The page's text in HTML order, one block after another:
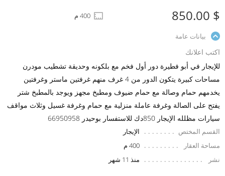
$ 850.00
400 م
بيانات عامة
اكتب اعلانك
للإيجار في أبو فطيرة دور أول فخم مع بلكونه وحديقة تشطيب مودرن
مساحات كبيرة يتكون الدور من 4 غرف منهم غرفتين ماستر وغرفتين
يخدمهم حمام وصالة مع حمام ضيوف ومطبخ مجهز ويوجد بالمطبخ شتر
يفتح على الصالة وغرفة عاملة منزلية مع حمام وغرفة غسيل وثلاث مواقف
سيارات مظلله الإيجار 850دك للاستفسار بوحيدر 66950958
القسم المختص
الإيجار
مساحة العقار
400 م
نشر
منذ 11 شهر